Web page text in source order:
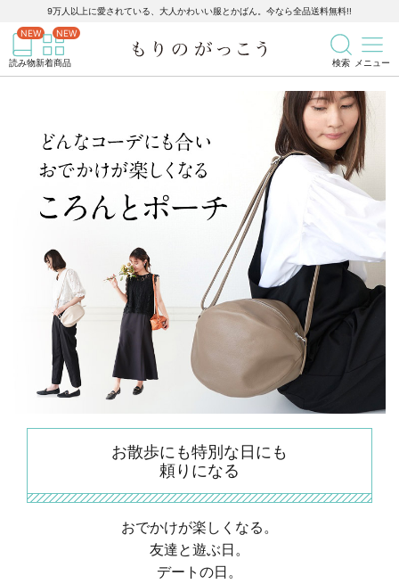
9万人以上に愛されている、大人かわいい服とかばん。今なら全品送料無料!!
読み物新着商品 検索 メニュー
商品を検索 記事を検索
お散歩にも特別な日にも
頼りになる
おでかけが楽しくなる。
友達と遊ぶ日。
デートの日。